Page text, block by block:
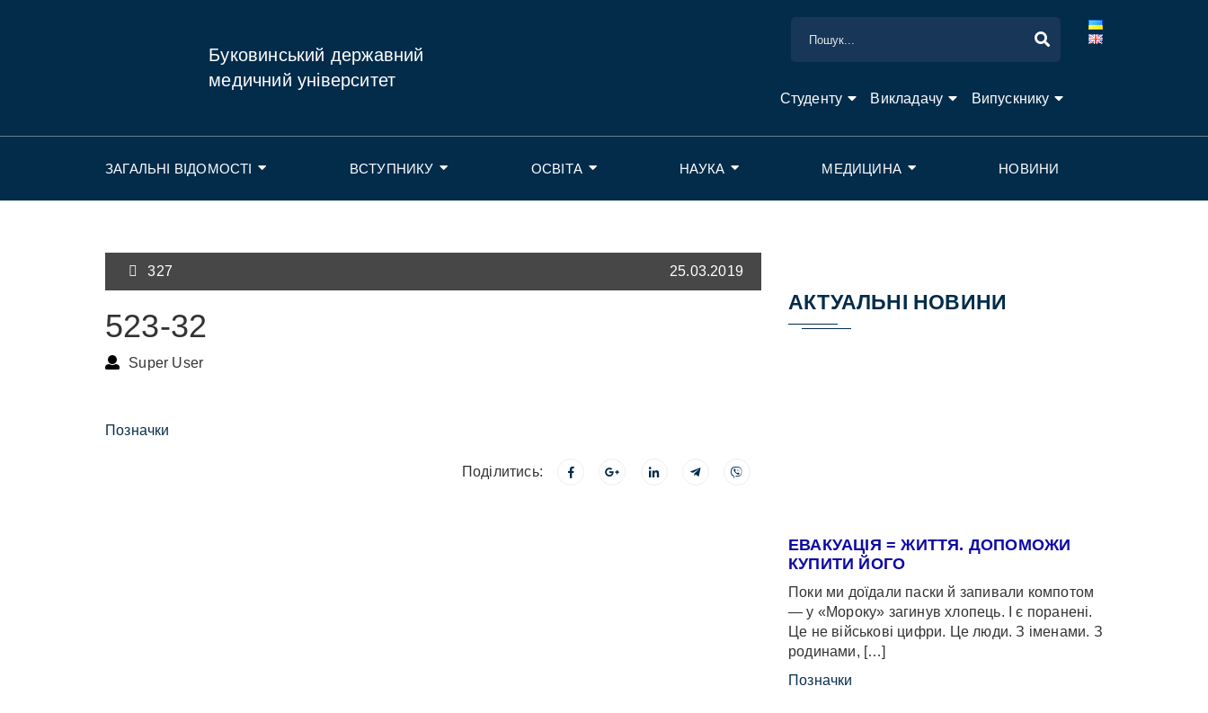
Буковинський державний
медичний університет
Студенту Викладачу Випускнику
ЗАГАЛЬНІ ВІДОМОСТІ ВСТУПНИКУ ОСВІТА НАУКА МЕДИЦИНА НОВИНИ
327 25.03.2019
523-32
Super User
Позначки
Поділитись:
АКТУАЛЬНІ НОВИНИ
ЕВАКУАЦІЯ = ЖИТТЯ. ДОПОМОЖИ
КУПИТИ ЙОГО
Поки ми доїдали паски й запивали компотом
— у «Мороку» загинув хлопець. І є поранені.
Це не військові цифри. Це люди. З іменами. З
родинами, […]
Позначки